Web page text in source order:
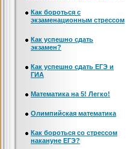
Как бороться с
экзаменационным стрессом
Как успешно сдать
экзамен?
Как успешно сдать ЕГЭ и
ГИА
Математика на 5! Легко!
Олимпийская математика
Как бороться со стрессом
накануне ЕГЭ?